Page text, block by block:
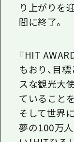
り上がりを
間に終了。
『HIT
もおり、目
スな観光大
ていること
そして世界
夢の100万